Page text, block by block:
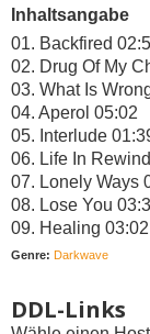
Inhaltsangabe
01. Backfired
02. Drug Of My
03. What Is
04. Aperol 05:02
05. Interlude
06. Life In
07. Lonely Ways
08. Lose You
09. Healing 03:02
Genre: Darkwave
DDL-Links